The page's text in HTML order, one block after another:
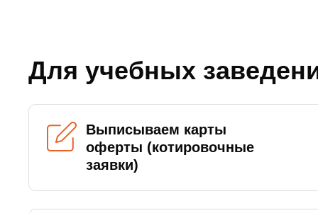
Для учебных
Выписываем карты
оферты (котировочные
заявки)